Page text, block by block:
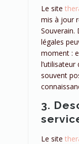
Le site
mis à jour
Souverain.
légales
moment :
l’utilisateur
souvent
3.
Le site